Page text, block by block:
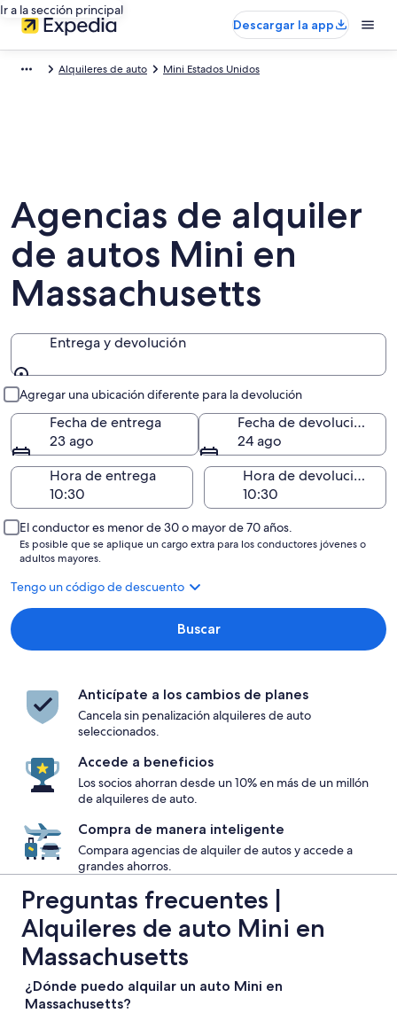
Ir a la sección principal
Descargar la app
Alquileres de auto Mini Estados Unidos
Agencias de alquiler
de autos Mini en
Massachusetts
Entrega y devolución
Agregar una ubicación diferente para la devolución
Fecha de entrega
23 ago
Fecha de devolución
24 ago
Hora de entrega
Hora de devolución
El conductor es menor de 30 o mayor de 70 años.
Es posible que se aplique un cargo extra para los conductores jóvenes o
adultos mayores.
Tengo un código de descuento
Buscar
Anticípate a los cambios de planes
Cancela sin penalización alquileres de auto
seleccionados.
Accede a beneficios
Los socios ahorran desde un 10% en más de un millón
de alquileres de auto.
Compra de manera inteligente
Compara agencias de alquiler de autos y accede a
grandes ahorros.
Preguntas frecuentes |
Alquileres de auto Mini en
Massachusetts
¿Dónde puedo alquilar un auto Mini en
Massachusetts?